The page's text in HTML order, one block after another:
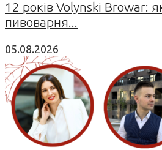
12 років Volynski Browar:
пивоварня...
05.08.2026